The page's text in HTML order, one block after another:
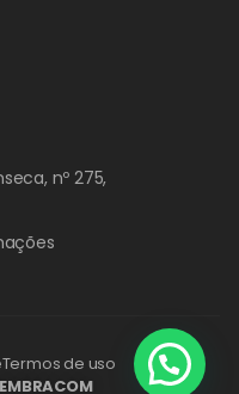
nº 275,
EMBRACOM
Termos de uso